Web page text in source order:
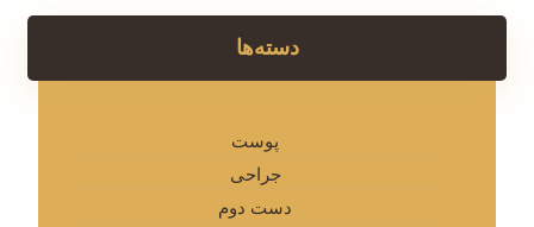
دسته‌ها
پوست
جراحی
دست دوم